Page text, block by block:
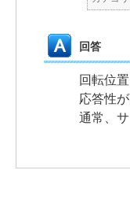
回答
回転位
応答性
通常、